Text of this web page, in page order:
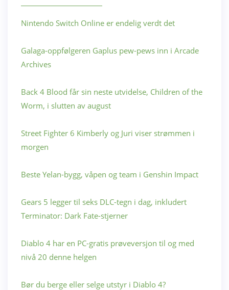
Nintendo Switch Online er endelig verdt det
Galaga-oppfølgeren Gaplus pew-pews inn i Arcade
Archives
Back 4 Blood får sin neste utvidelse, Children of the
Worm, i slutten av august
Street Fighter 6 Kimberly og Juri viser strømmen i
morgen
Beste Yelan-bygg, våpen og team i Genshin Impact
Gears 5 legger til seks DLC-tegn i dag, inkludert
Terminator: Dark Fate-stjerner
Diablo 4 har en PC-gratis prøveversjon til og med
nivå 20 denne helgen
Bør du berge eller selge utstyr i Diablo 4?